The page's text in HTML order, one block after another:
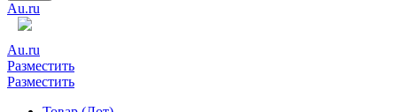
Au.ru
Au.ru
Разместить
Разместить